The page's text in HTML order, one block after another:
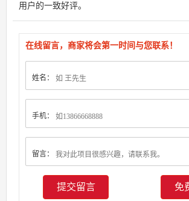
用户的一致好评。
在线留言，商家将会第一时间与您联系！
姓名：
手机：
留言：
免